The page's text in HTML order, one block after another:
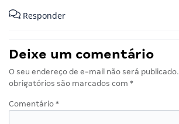
Responder
Deixe um comentário
O seu endereço de e-mail não será publicado.
obrigatórios são marcados com *
Comentário *